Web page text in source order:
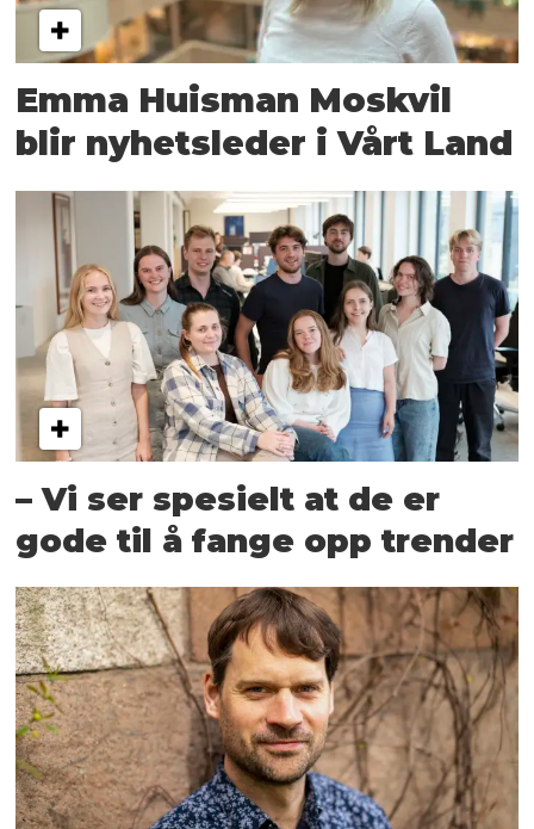
Emma Huisman Moskvil
blir nyhetsleder i Vårt Land
– Vi ser spesielt at de er
gode til å fange opp trender